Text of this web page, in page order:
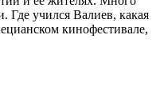
Где учился Валиев, какая
кинофестивале,